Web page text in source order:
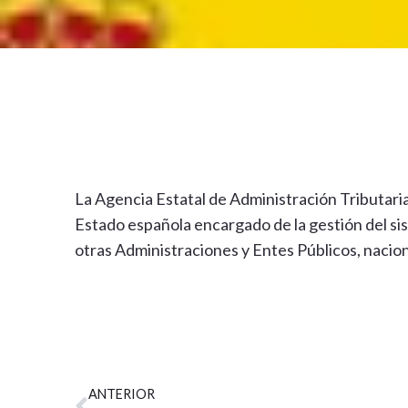
La Agencia Estatal de Administración
Estado española encargado de la gestión del
otras Administraciones y Entes Públicos,
ANTERIOR